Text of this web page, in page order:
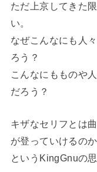
ただ上京してきた
い。
なぜこんなにも人
ろう？
こんなにもものや
だろう？
キザなセリフとは
が登っていけるの
というKingGnuの